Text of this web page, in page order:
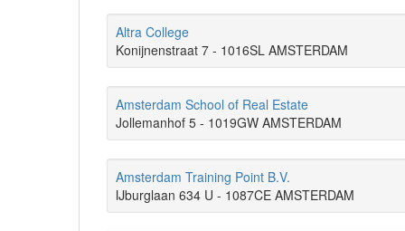
Altra College
Konijnenstraat 7 - 1016SL AMSTERDAM
Amsterdam School of Real Estate
Jollemanhof 5 - 1019GW AMSTERDAM
Amsterdam Training Point B.V.
IJburglaan 634 U - 1087CE AMSTERDAM